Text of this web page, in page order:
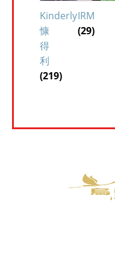
Kinderly
慷
得
利
(219)
IRM
(29)